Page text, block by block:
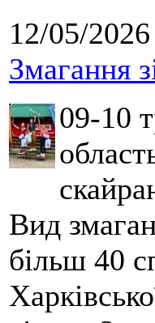
12/05/2026
Змагання
09-10
Вид
більш 40